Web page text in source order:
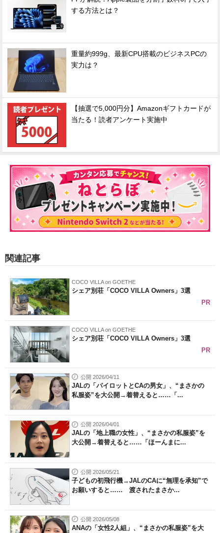
する方法とは？
重量約999g、最新CPU搭載のビジネスPCの
実力は？
【抽選で5,000円分】Amazonギフトカードが
当たる！読者アンケート実施中
関連記事
COCO VILLA on GOETHE
シェア別荘「COCO VILLA Owners」3選
PR
COCO VILLA on GOETHE
シェア別荘「COCO VILLA Owners」3選
PR
公開 2026/04/11
JALの「パイロットとCAの男女」、“まさかの
私服姿”を大公開→着替えると……「...
公開 2026/04/01
JALの「地上職の女性」、“まさかの私服姿”を
大公開→着替えると……「ほーんまに...
公開 2026/05/21
子どもの初飛行機→JALのCAに“無理を承知”で
お願いすると…… 渡されたまさか...
公開 2026/05/08
ANAの「女性2人組」、“まさかの私服姿”を大